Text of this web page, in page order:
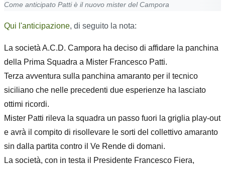
Come anticipato Patti è il nuovo mister del Campora
Qui l'anticipazione, di seguito la nota:
La società A.C.D. Campora ha deciso di affidare la panchina
della Prima Squadra a Mister Francesco Patti.
Terza avventura sulla panchina amaranto per il tecnico
siciliano che nelle precedenti due esperienze ha lasciato
ottimi ricordi.
Mister Patti rileva la squadra un passo fuori la griglia play-out
e avrà il compito di risollevare le sorti del collettivo amaranto
sin dalla partita contro il Ve Rende di domani.
La società, con in testa il Presidente Francesco Fiera,